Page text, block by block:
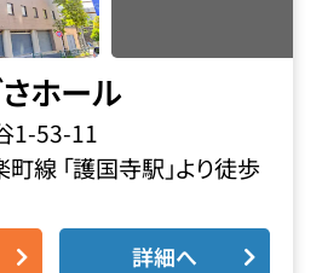
ホール
1-53-11
線 「護国寺駅」より徒歩
詳細へ